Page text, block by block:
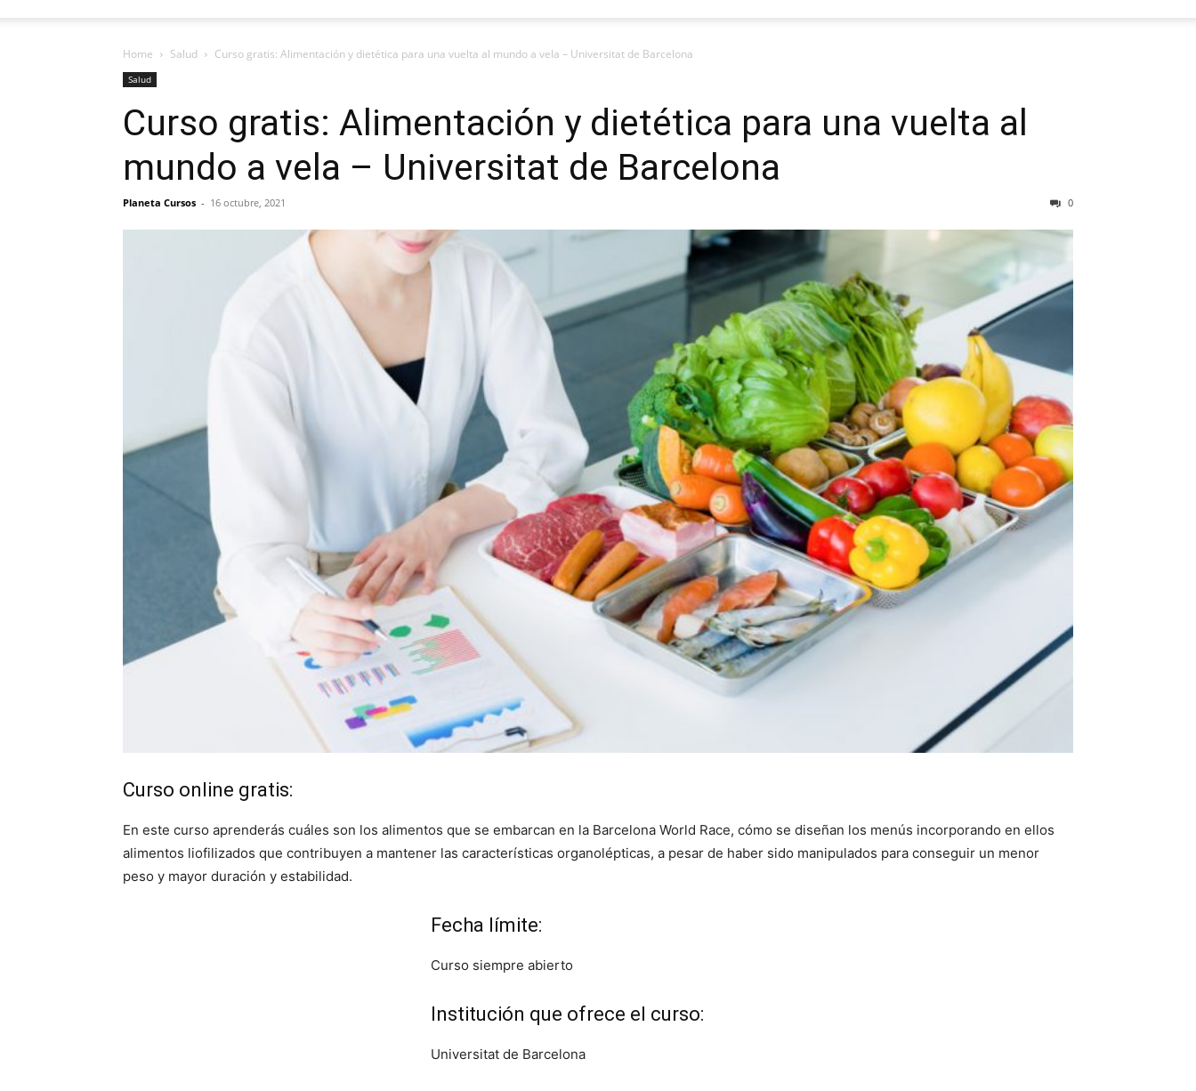
Home Salud Curso gratis: Alimentación y dietética para una vuelta al mundo a vela – Universitat de Barcelona
Salud
Curso gratis: Alimentación y dietética para una vuelta al
mundo a vela – Universitat de Barcelona
Planeta Cursos - 16 octubre, 2021 0
Curso online gratis:
En este curso aprenderás cuáles son los alimentos que se embarcan en la Barcelona World Race, cómo se diseñan los menús incorporando en ellos
alimentos liofilizados que contribuyen a mantener las características organolépticas, a pesar de haber sido manipulados para conseguir un menor
peso y mayor duración y estabilidad.
Fecha límite:
Curso siempre abierto
Institución que ofrece el curso:
Universitat de Barcelona